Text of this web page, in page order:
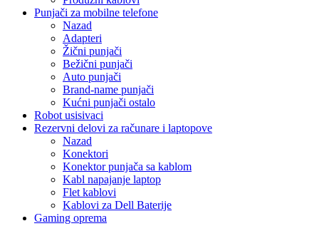
Punjači za mobilne telefone
Nazad
Adapteri
Žični punjači
Bežični punjači
Auto punjači
Brand-name punjači
Kućni punjači ostalo
Robot usisivaci
Rezervni delovi za računare i laptopove
Nazad
Konektori
Konektor punjača sa kablom
Kabl napajanje laptop
Flet kablovi
Kablovi za Dell Baterije
Gaming oprema